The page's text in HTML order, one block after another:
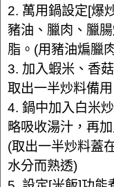
2. 萬用鍋設定[爆
豬油、臘肉、臘
脂。(用豬油煸臘
3. 加入蝦米、香
取出一半炒料備用
4. 鍋中加入白米
略吸收湯汁，再
(取出一半炒料蓋
水分而熟透)